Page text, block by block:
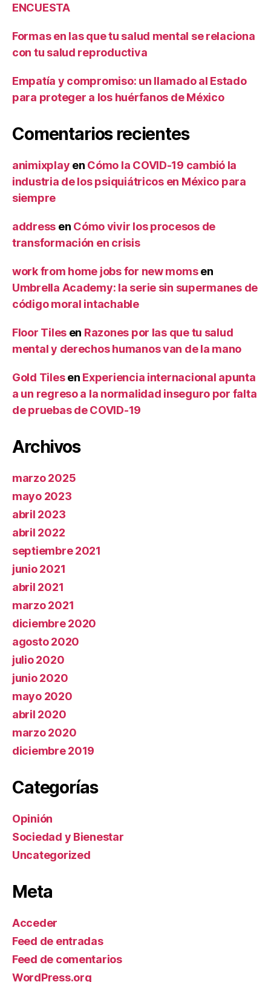
ENCUESTA
Formas en las que tu salud mental se relaciona
con tu salud reproductiva
Empatía y compromiso: un llamado al Estado
para proteger a los huérfanos de México
Comentarios recientes
animixplay en Cómo la COVID-19 cambió la
industria de los psiquiátricos en México para
siempre
address en Cómo vivir los procesos de
transformación en crisis
work from home jobs for new momsen
Umbrella Academy: la serie sin supermanes de
código moral intachable
Floor Tiles en Razones por las que tu salud
mental y derechos humanos van de la mano
Gold Tilesen Experiencia internacional apunta
a un regreso a la normalidad inseguro por falta
de pruebas de COVID-19
Archivos
marzo 2025
mayo 2023
abril 2023
abril 2022
septiembre 2021
junio 2021
abril 2021
marzo 2021
diciembre 2020
agosto 2020
julio 2020
junio 2020
mayo 2020
abril 2020
marzo 2020
diciembre 2019
Categorías
Opinión
Sociedad y Bienestar
Uncategorized
Meta
Acceder
Feed de entradas
Feed de comentarios
WordPress.org